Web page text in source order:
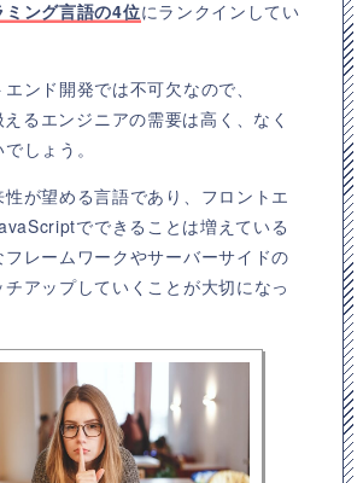
ング言語の4位にランクインしてい
ンド開発では不可欠なので、
るエンジニアの需要は高く、なく
しょう。
が望める言語であり、フロントエ
でできることは増えている
レームワークやサーバーサイドの
アップしていくことが大切になっ